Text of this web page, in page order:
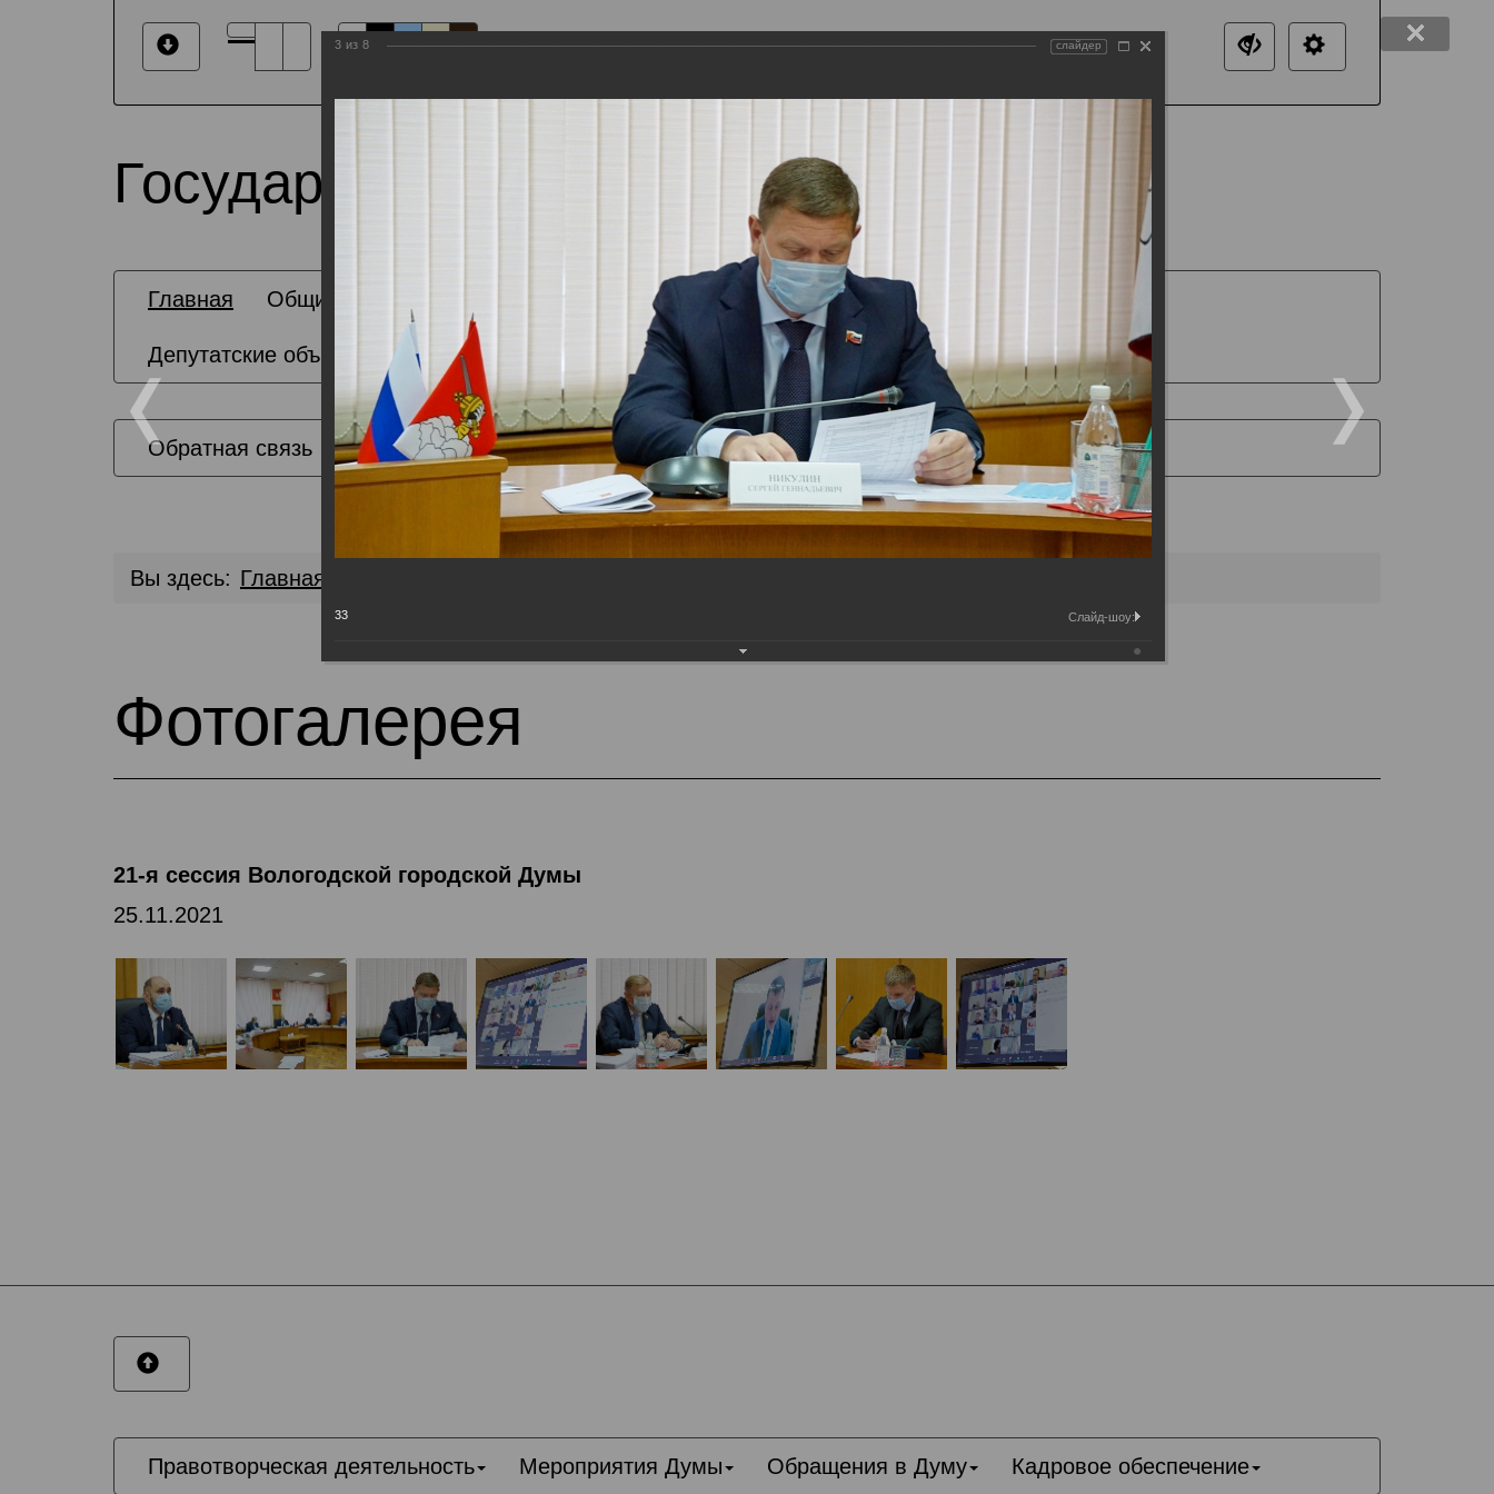
Государственная организация
Главная Общие сведения Депутаты Комитеты График приема
Депутатские объединения
Обратная связь Карта сайта Поиск Авторизоваться Обычная версия
Вы здесь: Главная
Фотогалерея
21-я сессия Вологодской городской Думы
25.11.2021
Правотворческая деятельность Мероприятия Думы Обращения в Думу Кадровое обеспечение
3 из 8 слайдер
33 Слайд-шоу: